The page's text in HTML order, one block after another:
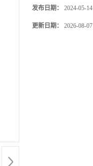
发布日期： 2024-05-14
更新日期： 2026-08-07